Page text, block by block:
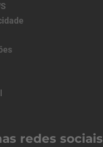
redes sociais